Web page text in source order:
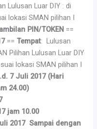
Lulusan Luar DIY : di
lokasi SMAN pilihan I
PIN/TOKEN ==
==Tempat: Lulusan
Pilihan Lulusan Luar DIY
lokasi SMAN pilihan I
7 Juli 2017 (Hari
24.00)
jam 10.00
2017Sampai dengan